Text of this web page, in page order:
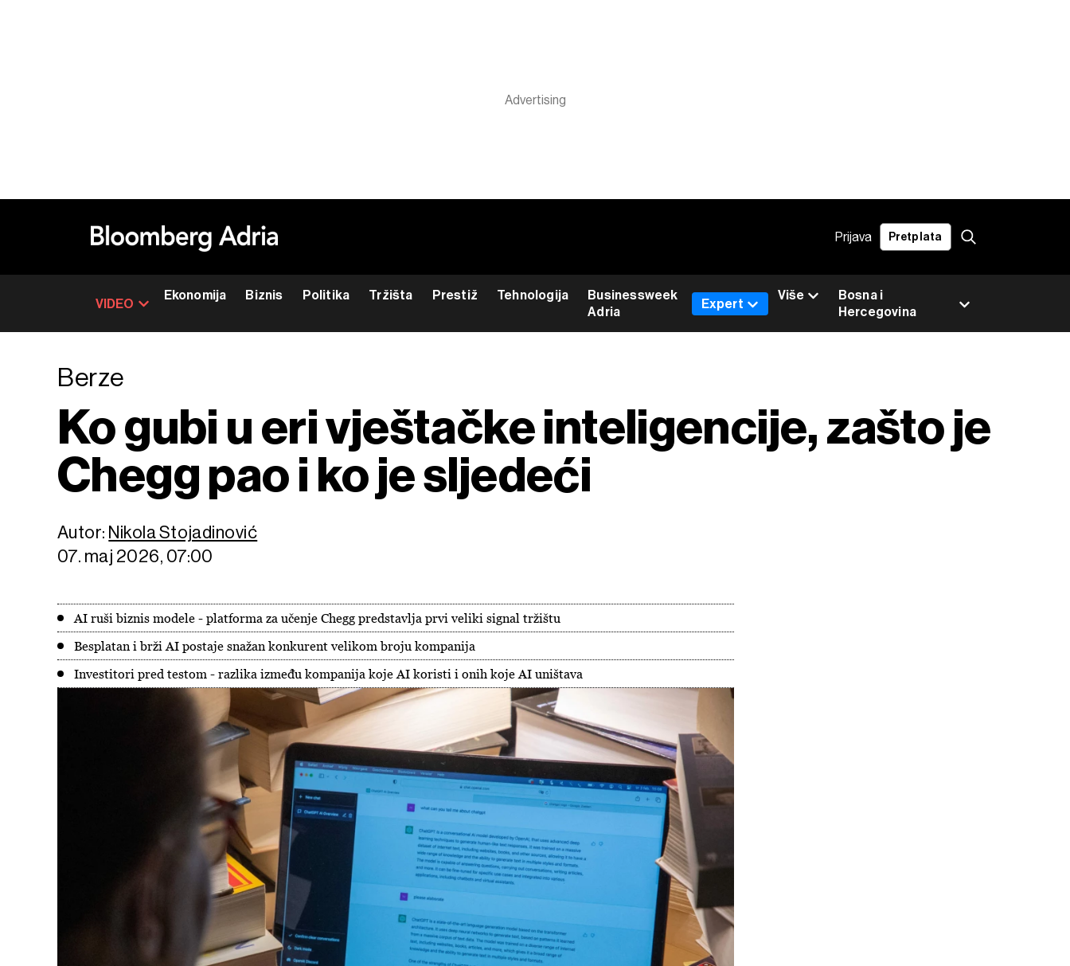
Prijava Pretplata
VIDEO
Ekonomija Biznis Politika Tržišta Prestiž Tehnologija
Businessweek
Adria
Bosna i
Hercegovina
Expert
Više
Berze
Ko gubi u eri vještačke inteligencije, zašto je
Chegg pao i ko je sljedeći
Autor: Nikola Stojadinović
07. maj 2026, 07:00
AI ruši biznis modele - platforma za učenje Chegg predstavlja prvi veliki signal tržištu
Besplatan i brži AI postaje snažan konkurent velikom broju kompanija
Investitori pred testom - razlika između kompanija koje AI koristi i onih koje AI uništava